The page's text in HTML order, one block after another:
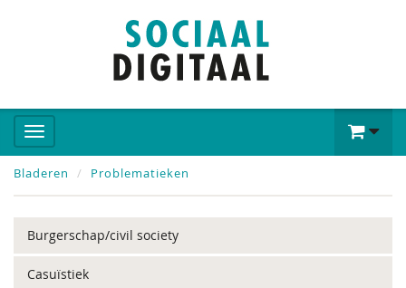
Bladeren Problematieken
Burgerschap/civil society
Casuïstiek